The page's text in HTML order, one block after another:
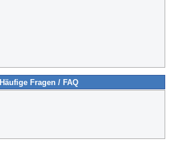
Häufige Fragen / FAQ